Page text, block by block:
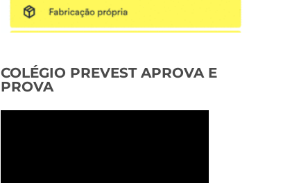
COLÉGIO PREVEST APROVA E
PROVA